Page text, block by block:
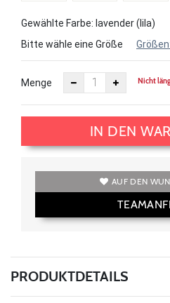
Gewählte Farbe: lavender (lila)
Bitte wähle eine Größe
Menge Nicht
IN DEN
AUF DEN
PRODUKTDETAILS